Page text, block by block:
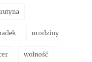
rutyna
urodziny
wolność